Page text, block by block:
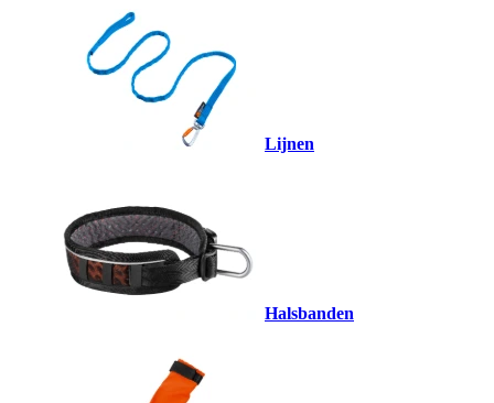
Lijnen
Halsbanden